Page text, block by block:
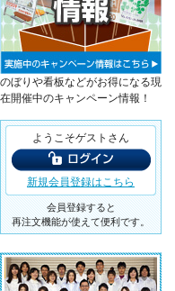
のぼりや看板などがお得になる現
在開催中のキャンペーン情報！
ようこそゲストさん
新規会員登録はこちら
会員登録すると
再注文機能が使えて便利です。